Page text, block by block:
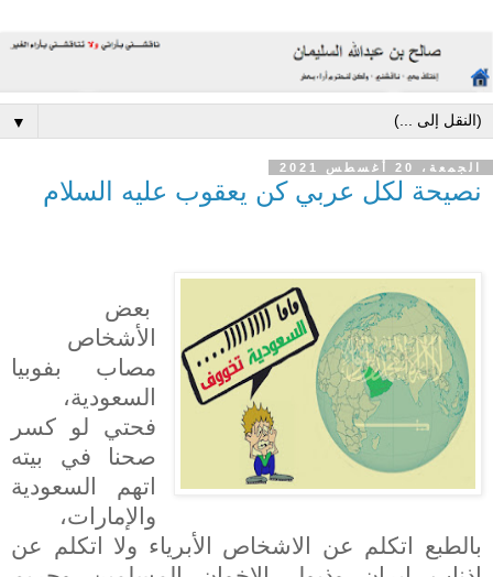
▼
الجمعة، 20 أغسطس 2021
نصيحة لكل عربي كن يعقوب عليه السلام
بعض
الأشخاص
مصاب بفوبيا
السعودية،
فحتي لو كسر
صحنا في بيته
اتهم السعودية
والإمارات،
بالطبع اتكلم عن الاشخاص الأبرياء ولا اتكلم عن